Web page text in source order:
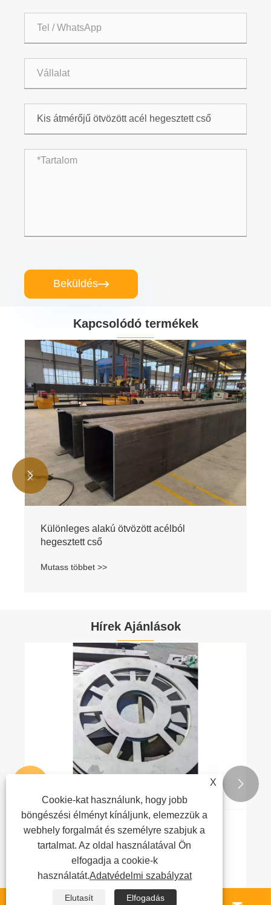
Beküldés
Kapcsolódó termékek
Különleges alakú ötvözött acélból
hegesztett cső
Mutass többet >>


Hírek Ajánlások
Miért alakítják át a modern gyártást a
fémlemez lézervágó szolgáltatások?
Mutass többet >>

X
Cookie-kat használunk, hogy jobb
böngészési élményt kínáljunk, elemezzük a
webhely forgalmát és személyre szabjuk a
tartalmat. Az oldal használatával Ön
elfogadja a cookie-k
használatát.Adatvédelmi szabályzat
Elutasít Elfogadás